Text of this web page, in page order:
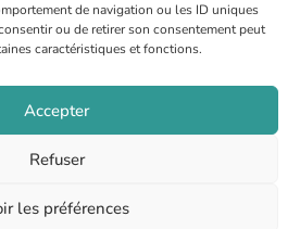
de navigation ou les ID uniques
ou de retirer son consentement peut
caractéristiques et fonctions.
Accepter
Refuser
les préférences
Castanet Tolosan
34 63